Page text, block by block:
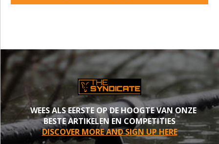
WEES ALS EERSTE OP DE HOOGTE VAN ONZE
BESTE ARTIKELEN EN COMPETITIES
DISCOVER MORE AND SIGN UP HERE